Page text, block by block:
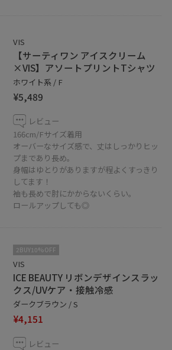
VIS
【サーティワン アイスクリーム
×VIS】アソートプリントTシャツ
ホワイト系 / F
¥5,489
レビュー
166cm/Fサイズ着用
オーバーなサイズ感で、丈はしっかりヒッ
プまであり長め。
身幅はゆとりがありますが程よくすっきり
してます！
袖も長めで肘にかからないくらい。
ロールアップしても◎
2BUY10%OFF
VIS
ICE BEAUTY リボンデザインスラッ
クス/UVケア・接触冷感
ダークブラウン / S
¥4,151
レビュー